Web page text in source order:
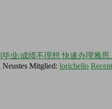
业/成绩不理想 快速办理雅
Neustes Mitglied: loricbello